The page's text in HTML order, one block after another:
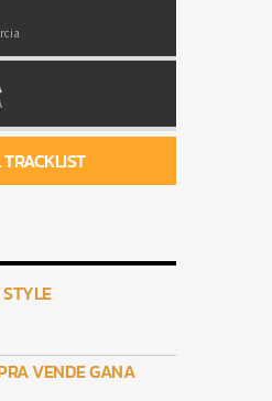
TRACKLIST
STYLE
VENDE GANA